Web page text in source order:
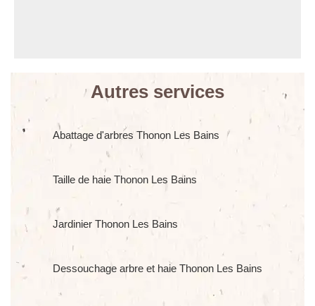
Autres services
Abattage d'arbres Thonon Les Bains
Taille de haie Thonon Les Bains
Jardinier Thonon Les Bains
Dessouchage arbre et haie Thonon Les Bains